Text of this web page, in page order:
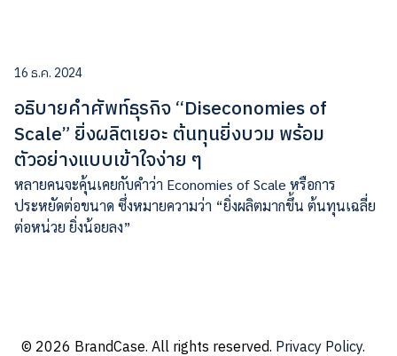
16 ธ.ค. 2024
อธิบายคำศัพท์ธุรกิจ “Diseconomies of
Scale” ยิ่งผลิตเยอะ ต้นทุนยิ่งบวม พร้อม
ตัวอย่างแบบเข้าใจง่าย ๆ
หลายคนจะคุ้นเคยกับคำว่า Economies of Scale หรือการ
ประหยัดต่อขนาด ซึ่งหมายความว่า “ยิ่งผลิตมากขึ้น ต้นทุนเฉลี่ย
ต่อหน่วย ยิ่งน้อยลง”
© 2026 BrandCase. All rights reserved. Privacy Policy.